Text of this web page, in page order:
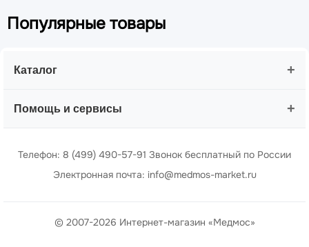
Популярные товары
Каталог +
Помощь и сервисы +
Телефон: 8 (499) 490-57-91 Звонок бесплатный по России
Электронная почта: info@medmos-market.ru
© 2007-2026 Интернет-магазин «Медмос»